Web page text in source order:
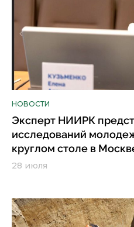
НОВОСТИ
Эксперт НИИРК
исследований
круглом столе в
28 июля